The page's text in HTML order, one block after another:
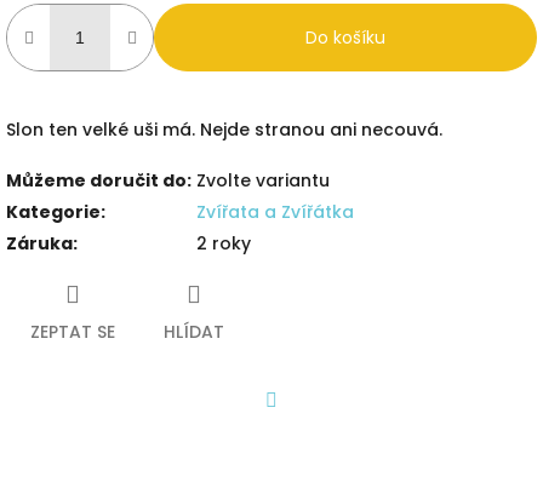
Do košíku
Slon ten velké uši má. Nejde stranou ani necouvá.
Můžeme doručit do: Zvolte variantu
Kategorie:
Zvířata a Zvířátka
Záruka: 2 roky
ZEPTAT SE HLÍDAT